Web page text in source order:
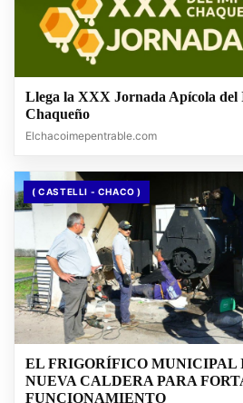
Llega la XXX Jornada Apícola del
Chaqueño
Elchacoimepentrable.com
( CASTELLI - CHACO )
EL FRIGORÍFICO MUNICIPAL
NUEVA CALDERA PARA
FUNCIONAMIENTO